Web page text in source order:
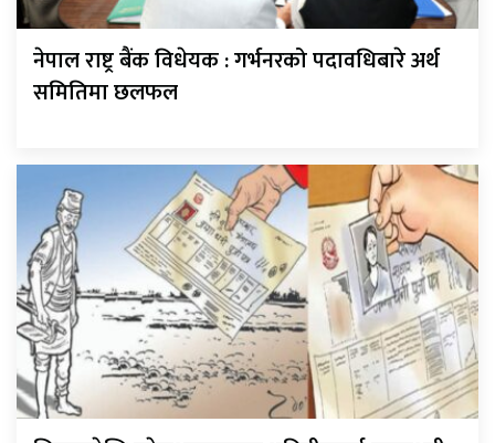
नेपाल राष्ट्र बैंक विधेयक : गर्भनरको पदावधिबारे अर्थ
समितिमा छलफल